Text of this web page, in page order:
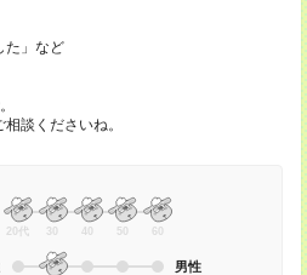
た」など
談くださいね。
20代 30 40 50 60
男性